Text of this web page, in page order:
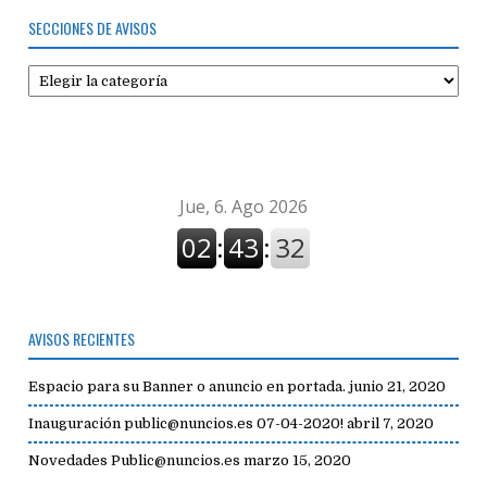
SECCIONES DE AVISOS
Secciones
de
AVISOS RECIENTES
Espacio para su Banner o anuncio en portada. junio 21, 2020
Inauguración public@nuncios.es 07-04-2020! abril 7, 2020
Novedades Public@nuncios.es marzo 15, 2020